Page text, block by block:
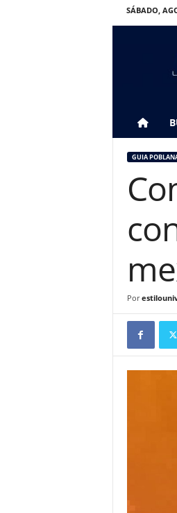
SÁBADO,
GUIA
Por